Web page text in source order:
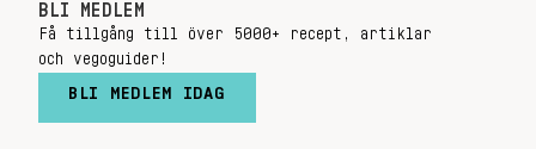
BLI MEDLEM
Få tillgång till över 5000+ recept, artiklar
och vegoguider!
BLI MEDLEM IDAG